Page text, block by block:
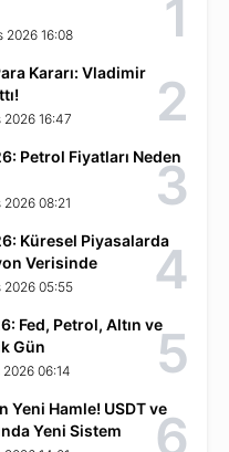
2026 16:08 1
Kararı: Vladimir
16:47 2
Petrol Fiyatları Neden
08:21 3
Küresel Piyasalarda
Verisinde
2026 05:55 4
Fed, Petrol, Altın ve
Gün
06:14 5
Yeni Hamle! USDT ve
Yeni Sistem
6